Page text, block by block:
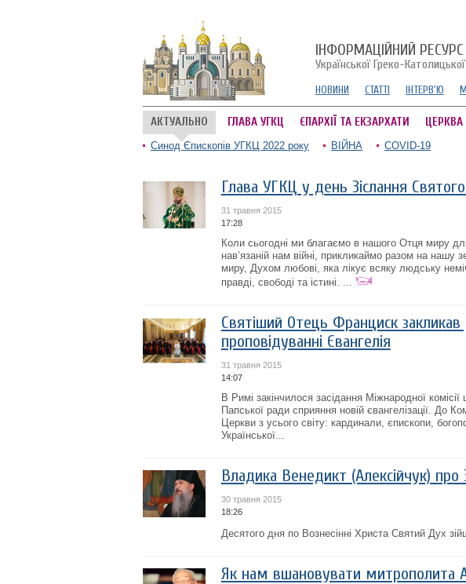
ІНФОРМАЦІЙНИЙ РЕСУРС
Української Греко-
НОВИНИ СТАТТІ ІНТЕРВ'Ю
АКТУАЛЬНО ГЛАВА УГКЦ ЄПАРХІЇ ТА ЕКЗАРХАТИ ЦЕРКВА
Синод Єпископів УГКЦ 2022 року ВІЙНА COVID-19
Глава УГКЦ у день Зіслання
31 травня 2015
17:28
Коли сьогодні ми благаємо в нашого Отця миру
нав’язаній нам війні, прикликаймо разом на
миру, Духом любові, яка лікує всяку людську
правді, свободі та істині. ...
Святіший Отець Франциск закликав
проповідуванні Євангелія
31 травня 2015
14:07
В Римі закінчилося засідання Міжнародної
Папської ради сприяння новій євангелізації. До
Церкви з усього світу: кардинали, єпископи,
Української...
Владика Венедикт (Алексійчук) про
30 травня 2015
18:26
Десятого дня по Вознесінні Христа Святий Дух
Як нам вшановувати митрополита